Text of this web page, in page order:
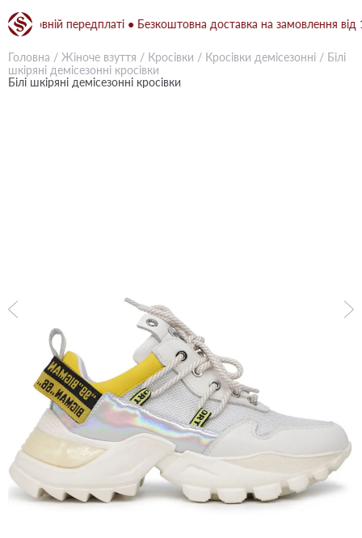
передплаті ● Безкоштовна доставка на замовлення від
Головна / Жіноче взуття / Кросівки / Кросівки демісезонні / Білі
шкіряні демісезонні кросівки
Білі шкіряні демісезонні кросівки